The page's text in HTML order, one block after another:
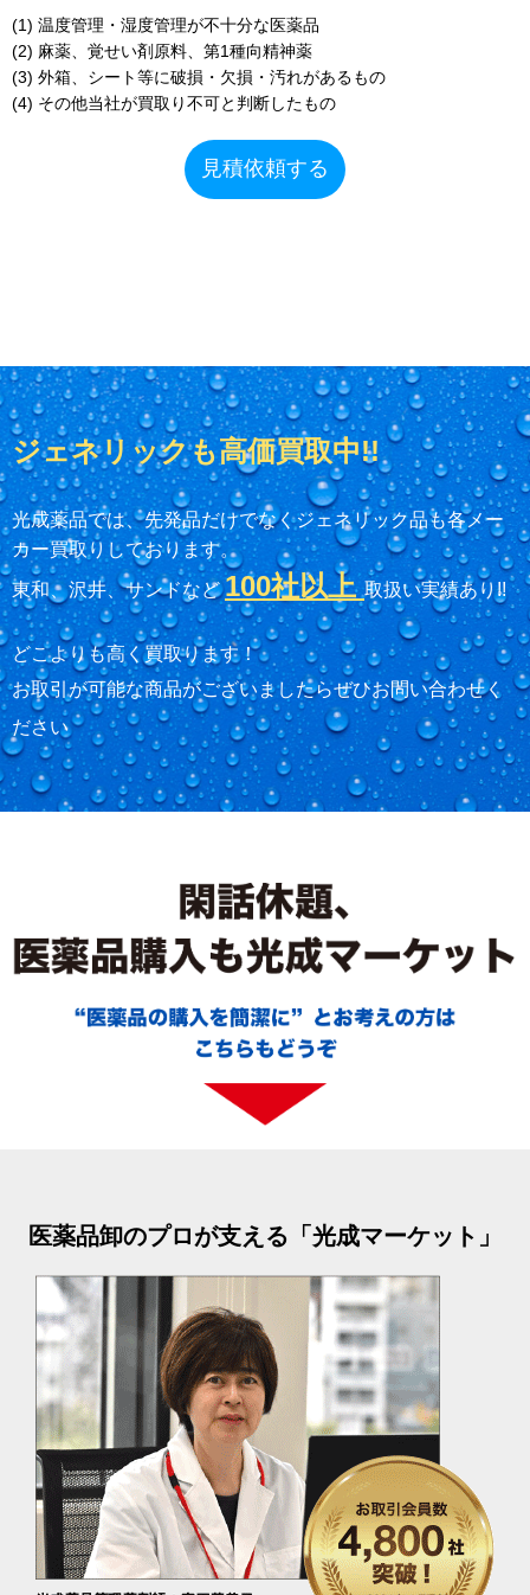
(1) 温度管理・湿度管理が不十分な医薬品
(2) 麻薬、覚せい剤原料、第1種向精神薬
(3) 外箱、シート等に破損・欠損・汚れがあるもの
(4) その他当社が買取り不可と判断したもの
見積依頼する
ジェネリックも高価買取中!!
光成薬品では、先発品だけでなくジェネリック品も各メー
カー買取りしております。
東和、沢井、サンドなど100社以上取扱い実績あり!!
どこよりも高く買取ります！
お取引が可能な商品がございましたらぜひお問い合わせく
ださい
医薬品卸のプロが支える「光成マーケット」